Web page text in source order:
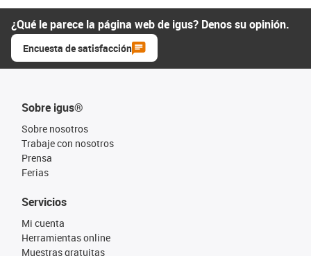
¿Qué le parece la página web de igus? Denos su opinión.
Encuesta de satisfacción
Sobre igus®
Sobre nosotros
Trabaje con nosotros
Prensa
Ferias
Servicios
Mi cuenta
Herramientas online
Muestras gratuitas